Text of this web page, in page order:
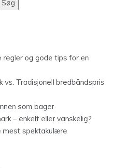
Søg
regler og gode tips for en
vs. Tradisjonell bredbåndspris
som bager
– enkelt eller vanskelig?
mest spektakulære